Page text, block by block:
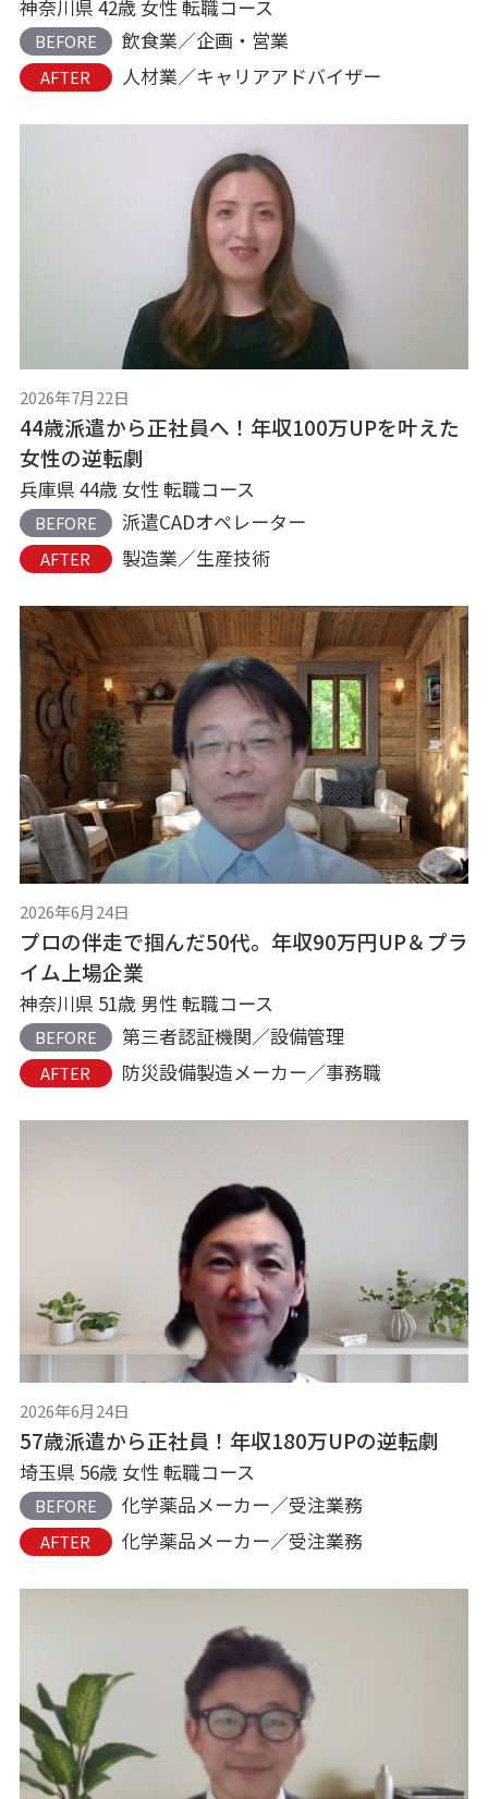
神奈川県 42歳 女性 転職コース
BEFORE 飲食業／企画・営業
AFTER 人材業／キャリアアドバイザー
2026年7月22日
44歳派遣から正社員へ！年収100万UPを叶えた
女性の逆転劇
兵庫県 44歳 女性 転職コース
BEFORE 派遣CADオペレーター
AFTER 製造業／生産技術
2026年6月24日
プロの伴走で掴んだ50代。年収90万円UP＆プラ
イム上場企業
神奈川県 51歳 男性 転職コース
BEFORE 第三者認証機関／設備管理
AFTER 防災設備製造メーカー／事務職
2026年6月24日
57歳派遣から正社員！年収180万UPの逆転劇
埼玉県 56歳 女性 転職コース
BEFORE 化学薬品メーカー／受注業務
AFTER 化学薬品メーカー／受注業務